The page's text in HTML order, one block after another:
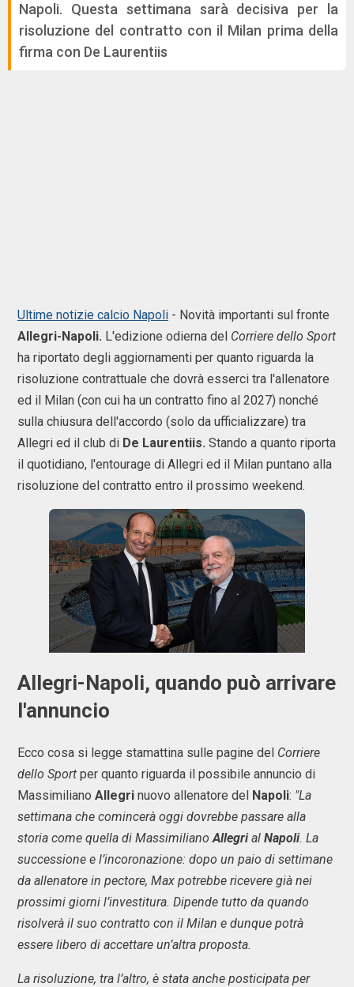
Napoli. Questa settimana sarà decisiva per la
risoluzione del contratto con il Milan prima della
firma con De Laurentiis
Ultime notizie calcio Napoli - Novità importanti sul fronte
Allegri-Napoli. L'edizione odierna del Corriere dello Sport
ha riportato degli aggiornamenti per quanto riguarda la
risoluzione contrattuale che dovrà esserci tra l'allenatore
ed il Milan (con cui ha un contratto fino al 2027) nonché
sulla chiusura dell'accordo (solo da ufficializzare) tra
Allegri ed il club di De Laurentiis. Stando a quanto riporta
il quotidiano, l'entourage di Allegri ed il Milan puntano alla
risoluzione del contratto entro il prossimo weekend.
Allegri-Napoli, quando può arrivare
l'annuncio
Ecco cosa si legge stamattina sulle pagine del Corriere
dello Sport per quanto riguarda il possibile annuncio di
Massimiliano Allegri nuovo allenatore del Napoli: "La
settimana che comincerà oggi dovrebbe passare alla
storia come quella di Massimiliano Allegrial Napoli. La
successione e l’incoronazione: dopo un paio di settimane
da allenatore in pectore, Max potrebbe ricevere già nei
prossimi giorni l’investitura. Dipende tutto da quando
risolverà il suo contratto con il Milan e dunque potrà
essere libero di accettare un’altra proposta.
La risoluzione, tra l’altro, è stata anche posticipata per